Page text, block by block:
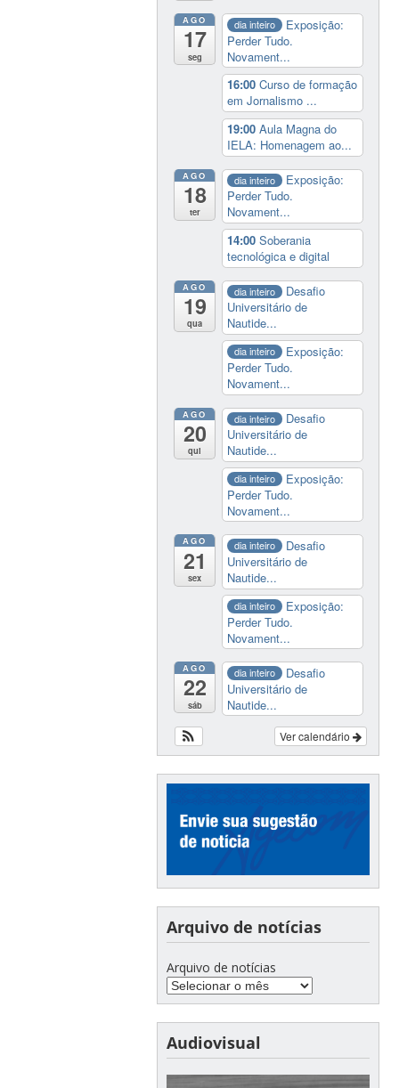
AGO
17
seg
dia inteiro
Exposição:
Perder Tudo.
Novament...
16:00Curso de formação
em Jornalismo ...
19:00Aula Magna do
IELA: Homenagem ao...
AGO
18
ter
dia inteiro
Exposição:
Perder Tudo.
Novament...
14:00Soberania
tecnológica e digital
AGO
19
qua
dia inteiro
Desafio
Universitário de
Nautide...
dia inteiro
Exposição:
Perder Tudo.
Novament...
AGO
20
qui
dia inteiro
Desafio
Universitário de
Nautide...
dia inteiro
Exposição:
Perder Tudo.
Novament...
AGO
21
sex
dia inteiro
Desafio
Universitário de
Nautide...
dia inteiro
Exposição:
Perder Tudo.
Novament...
AGO
22
sáb
dia inteiro
Desafio
Universitário de
Nautide...
Ver calendário
Arquivo de notícias
Arquivo de notícias
Audiovisual